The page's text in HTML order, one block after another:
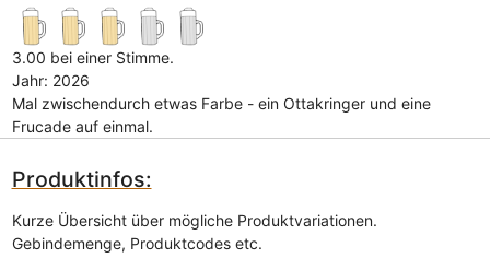
3.00 bei einer Stimme.
Jahr: 2026
Mal zwischendurch etwas Farbe - ein Ottakringer und eine
Frucade auf einmal.
Produktinfos:
Kurze Übersicht über mögliche Produktvariationen.
Gebindemenge, Produktcodes etc.